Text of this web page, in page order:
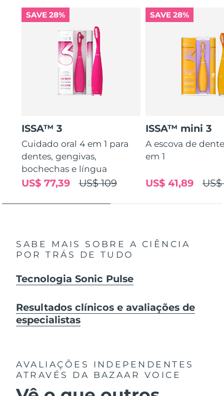
SAVE 28%
ISSA™ 3
Cuidado oral 4 em 1 para
dentes, gengivas,
bochechas e língua
US$ 109
US$ 77,39
SAVE 28%
ISSA™ mini 3
A escova de
em 1
US$ 41,89
SABE MAIS SOBRE A CIÊNCIA
POR TRÁS DE TUDO
Tecnologia Sonic Pulse
Resultados clínicos e avaliações de
especialistas
AVALIAÇÕES INDEPENDENTES
ATRAVÉS DA BAZAAR VOICE